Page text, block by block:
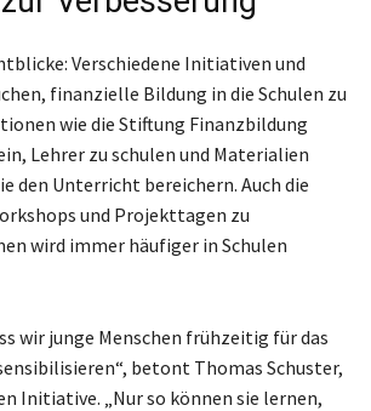
Verschiedene Initiativen und
finanzielle Bildung in die Schulen zu
wie die Stiftung Finanzbildung
Lehrer zu schulen und Materialien
den Unterricht bereichern. Auch die
und Projekttagen zu
wird immer häufiger in Schulen
wir junge Menschen frühzeitig für das
betont Thomas Schuster,
Initiative. „Nur so können sie lernen,